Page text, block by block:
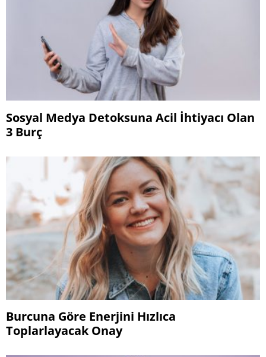
Sosyal Medya Detoksuna Acil İhtiyacı Olan
3 Burç
Burcuna Göre Enerjini Hızlıca
Toplarlayacak Onay